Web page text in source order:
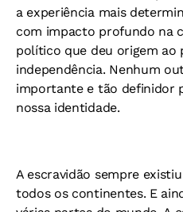
a experiência mais
com impacto profundo na
político que deu origem ao
independência. Nenhum
importante e tão definidor
nossa identidade.
A escravidão sempre
todos os continentes. E